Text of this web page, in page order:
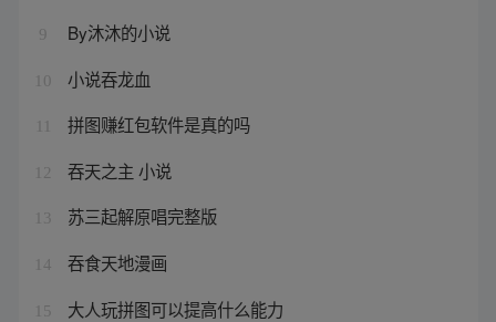
9 By沐沐的小说
10 小说吞龙血
拼图赚红包软件是真的吗
12 吞天之主 小说
13 苏三起解原唱完整版
14 吞食天地漫画
15 大人玩拼图可以提高什么能力